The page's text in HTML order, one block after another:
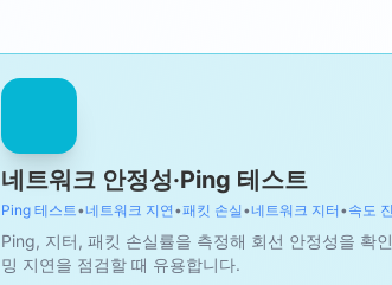
네트워크 안정성·Ping 테스트
Ping 테스트•네트워크 지연 •패킷 손실 •네트워크 지터 •속도
Ping, 지터, 패킷 손실률을 측정해 회선 안정성을 확
밍 지연을 점검할 때 유용합니다.